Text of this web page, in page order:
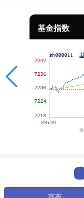
基金指数